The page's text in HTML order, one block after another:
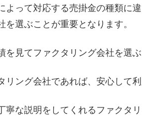
よって対応する売掛金の種類に
を選ぶことが重要となります。
を見てファクタリング会社を選ぶ
リング会社であれば、安心して利
寧な説明をしてくれるファクタ